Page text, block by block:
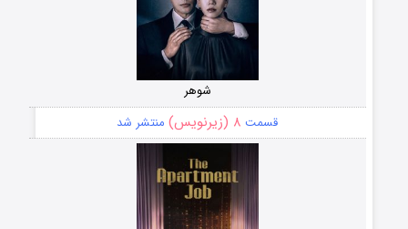
شوهر
قسمت ۸ (زیرنویس) منتشر شد